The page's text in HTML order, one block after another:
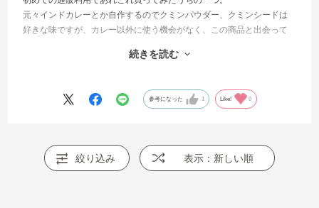
元々インドカレーとか自作するのでクミンパウダー、クミンシードは
好きな味ですが、カレー以外に使う機会がなく、この商品と出会って
レンチンのみで手軽（包丁は使いますがｗ）、これははまりそう。ナ
街中のスーパーでは置いていないのでしょうか？！
続きを読む
参考になった 1 Like! 0
絞り込み 表示：新しい順